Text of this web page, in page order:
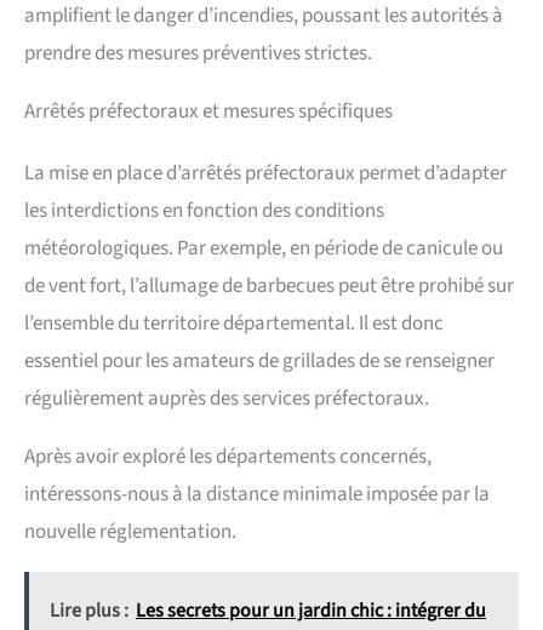
amplifient le danger d’incendies, poussant les autorités à
prendre des mesures préventives strictes.
Arrêtés préfectoraux et mesures spécifiques
La mise en place d’arrêtés préfectoraux permet d’adapter
les interdictions en fonction des conditions
météorologiques. Par exemple, en période de canicule ou
de vent fort, l’allumage de barbecues peut être prohibé sur
l’ensemble du territoire départemental. Il est donc
essentiel pour les amateurs de grillades de se renseigner
régulièrement auprès des services préfectoraux.
Après avoir exploré les départements concernés,
intéressons-nous à la distance minimale imposée par la
nouvelle réglementation.
Lire plus : Les secrets pour un jardin chic : intégrer du